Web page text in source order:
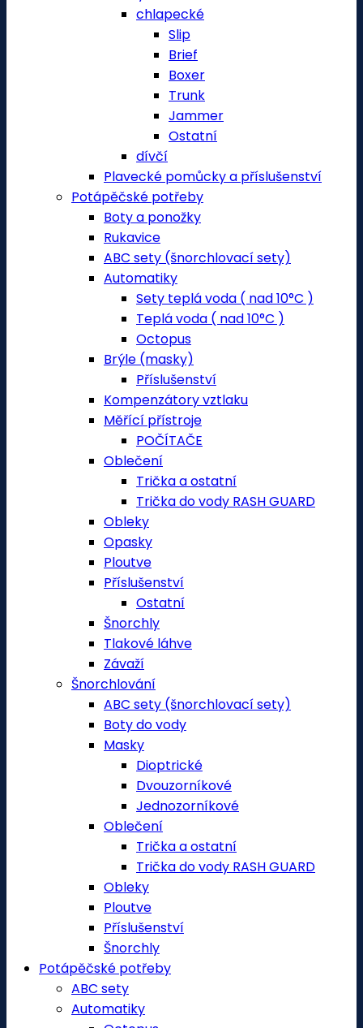
chlapecké
Slip
Brief
Boxer
Trunk
Jammer
Ostatní
dívčí
Plavecké pomůcky a příslušenství
Potápěčské potřeby
Boty a ponožky
Rukavice
ABC sety (šnorchlovací sety)
Automatiky
Sety teplá voda ( nad 10°C )
Teplá voda ( nad 10°C )
Octopus
Brýle (masky)
Příslušenství
Kompenzátory vztlaku
Měřící přístroje
POČÍTAČE
Oblečení
Trička a ostatní
Trička do vody RASH GUARD
Obleky
Opasky
Ploutve
Příslušenství
Ostatní
Šnorchly
Tlakové láhve
Závaží
Šnorchlování
ABC sety (šnorchlovací sety)
Boty do vody
Masky
Dioptrické
Dvouzorníkové
Jednozorníkové
Oblečení
Trička a ostatní
Trička do vody RASH GUARD
Obleky
Ploutve
Příslušenství
Šnorchly
Potápěčské potřeby
ABC sety
Automatiky